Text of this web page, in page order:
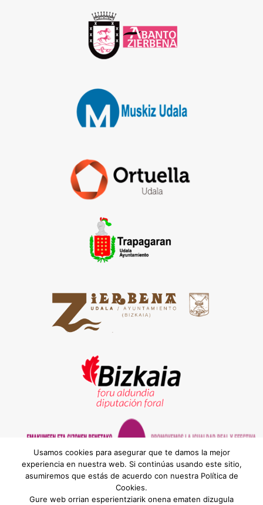
® MEATZALDEKO BEHARGINTZA, S.L. | Bilbao
Usamos cookies para asegurar que te damos la mejor
experiencia en nuestra web. Si continúas usando este sitio,
asumiremos que estás de acuerdo con nuestra Política de
Cookies.
Gure web orrian esperientziarik onena ematen dizugula